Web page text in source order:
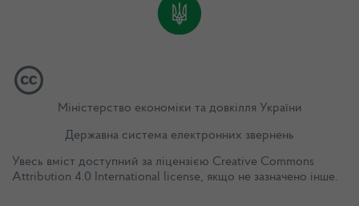
Міністерство економіки та довкілля України
Державна система електронних звернень
Увесь вміст доступний за ліцензією Creative Commons
Attribution 4.0 International license, якщо не зазначено інше.